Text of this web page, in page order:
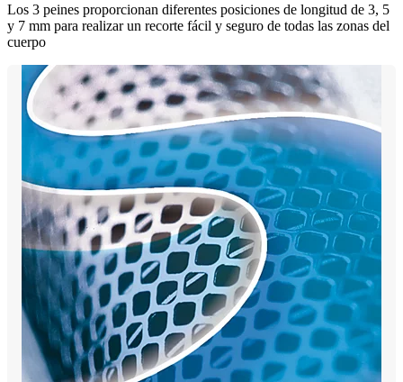
Los 3 peines proporcionan diferentes posiciones de longitud de 3, 5
y 7 mm para realizar un recorte fácil y seguro de todas las zonas del
cuerpo